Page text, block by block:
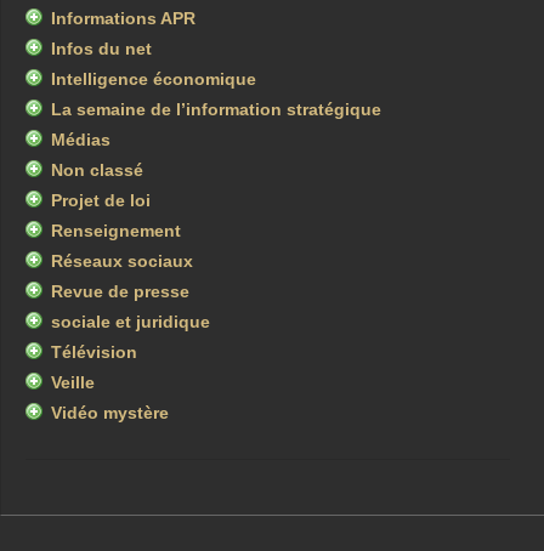
Informations APR
Infos du net
Intelligence économique
La semaine de l’information stratégique
Médias
Non classé
Projet de loi
Renseignement
Réseaux sociaux
Revue de presse
sociale et juridique
Télévision
Veille
Vidéo mystère